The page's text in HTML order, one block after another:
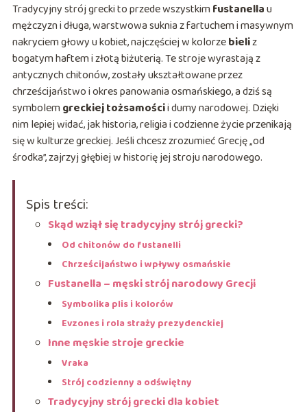
Tradycyjny strój grecki to przede wszystkimfustanellau
mężczyzn i długa, warstwowa suknia z fartuchem i masywnym
nakryciem głowy u kobiet, najczęściej w kolorzebieliz
bogatym haftem i złotą biżuterią. Te stroje wyrastają z
antycznych chitonów, zostały ukształtowane przez
chrześcijaństwo i okres panowania osmańskiego, a dziś są
symbolemgreckiej tożsamościi dumy narodowej. Dzięki
nim lepiej widać, jak historia, religia i codzienne życie przenikają
się w kulturze greckiej. Jeśli chcesz zrozumieć Grecję „od
środka”, zajrzyj głębiej w historię jej stroju narodowego.
Spis treści:
Skąd wziął się tradycyjny strój grecki?
Od chitonów do fustanelli
Chrześcijaństwo i wpływy osmańskie
Fustanella – męski strój narodowy Grecji
Symbolika plis i kolorów
Evzones i rola straży prezydenckiej
Inne męskie stroje greckie
Vraka
Strój codzienny a odświętny
Tradycyjny strój grecki dla kobiet